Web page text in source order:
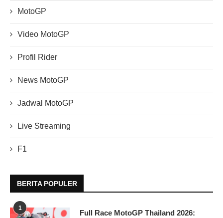
MotoGP
Video MotoGP
Profil Rider
News MotoGP
Jadwal MotoGP
Live Streaming
F1
BERITA POPULER
1
Full Race MotoGP Thailand 2026: